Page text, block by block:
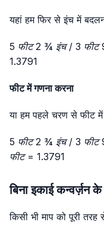
यहां हम फिर से इंच में
5 फीट 2 ¾ इंच / 3 फीट
1.3791
फीट में गणना करना
या हम पहले चरण से फीट
5 फीट 2 ¾ इंच / 3 फीट
फीट = 1.3791
बिना इकाई कन्वर्ज़न
किसी भी माप को पूरी